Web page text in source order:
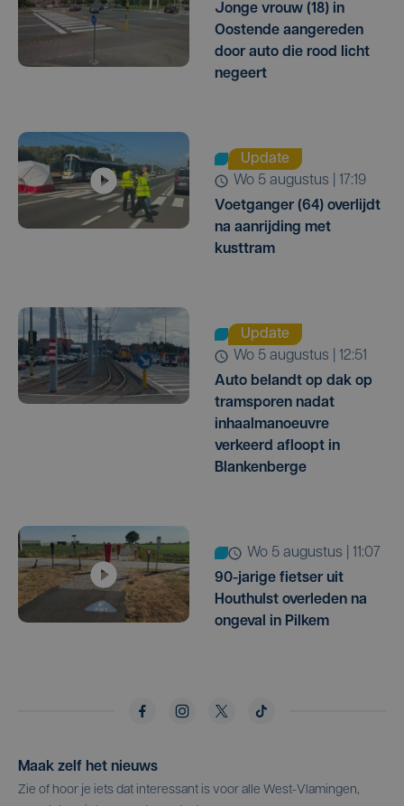
Jonge vrouw (18) in
Oostende aangereden
door auto die rood licht
negeert
Update
wo 5 augustus | 17:19
Voetganger (64) overlijdt
na aanrijding met
kusttram
Update
wo 5 augustus | 12:51
Auto belandt op dak op
tramsporen nadat
inhaalmanoeuvre
verkeerd afloopt in
Blankenberge
wo 5 augustus | 11:07
90-jarige fietser uit
Houthulst overleden na
ongeval in Pilkem
Maak zelf het nieuws
Zie of hoor je iets dat interessant is voor alle West-Vlamingen,